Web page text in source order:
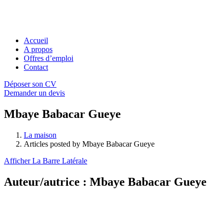
Accueil
A propos
Offres d’emploi
Contact
Déposer son CV
Demander un devis
Mbaye Babacar Gueye
La maison
Articles posted by Mbaye Babacar Gueye
Afficher La Barre Latérale
Auteur/autrice : Mbaye Babacar Gueye